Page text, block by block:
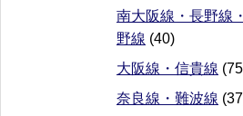
南大阪線・長野線
野線 (40)
大阪線・信貴線
奈良線・難波線